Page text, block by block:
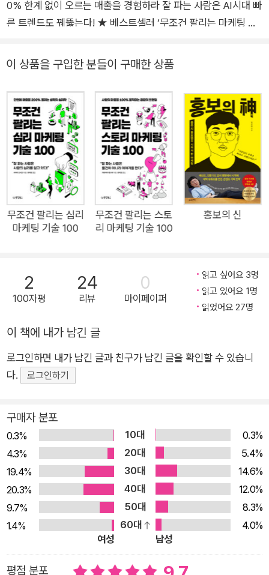
0% 한계 없이 오르는 매출을 경험하라 잘 파는 사람은 AI시대 빠
른 트렌드도 꿰뚫는다! ★ 베스트셀러 ‘무조건 팔리는 마케팅 기
100가지 ‘슈퍼스타 오타니 쇼헤이를 무료 광고에 활용한다고?’
야구단이야? 팬클럽이야?’ 핫이슈라고 해서 들여다보니 온라인
마케팅이 아닌 것이 없다. 이제 온라인 마케팅은 특출난 전문가의
영역이 아니다. 미디어가 늘어나고, 기술이 발전하면서 누구나 온
라인 마케팅을 할 수 있는 시대가 되었다. 단, 매출을 폭발시키기
위해서는 온라인의 특이점과 변화를 반드시 이해해야 한다. 그렇
다면, 온라인 마케팅은 뭐가 다를까? 어디에 돈을 써야 가장 효과
적일까? 당장 무엇부터 시작하지? 바로 이때 <무조건 팔리는 온
라인 마케팅 기술 100>이 필요하다. 온라인 마케팅에서 잔뼈가
굵은 현직 마케팅 고수가 가장 효과적인 온라인기술 100가지를
주면 고객은 금방 질려서 떠나 버린다. 돈 써도 안 팔릴 때, 시제
품 테스트할 때, 시간 없고 예산 없을 때, 고객의 취향을 저격하는
마케팅’으로 1,000% 거침없이 오르는 매출을 경험하라. 결론만
말하자면, 이 책을 활용해 “당장 제대로 시작하라고!” “온라인 마
케팅 세상에서 누가 살아남을 것인가?” 온라인 마케팅은 너무 짧
은 시간 안에 아날로그 마케팅을 제치고 대세가 되었다. 때문에
온라인 마케팅은 온라인적 관점에서 접근해야 최고의 성과를 낼
수 있다. 이때 <무조건 팔리는 온라인 마케팅 기술 100>이 해결
책이 될 것이다. 최소 비용으로 더 많이 홍보하고(1장), 열혈 팬덤
을 구축해서(2장), 돈 되는 브랜딩을 할 수 있다(3장), 그러면, 무
조건 팔리는 마케팅이 가능해져서(4장), 1,000% 매출을 확장하
고 유지할 수 있다(5장). 이 책을 활용하면, 온라인의 가능성을 최
대한 끌어올리면서 매출 증대와 브랜딩을 모두 달성할 수 있을 것
이다. 이제 그 성과를 매출로 확인해보자. ‘지루하면 시선을 뺏긴
다’ 짧지만 강렬한 온라인 마케팅 기술 100가지에 주목 잘 파는
이 상품을 구입한 분들이 구매한 상품
무조건 팔리는 심리
마케팅 기술 100
무조건 팔리는 스토
리 마케팅 기술 100
홍보의 신
2
100자평
24
리뷰
0
마이페이퍼
읽고 싶어요 3명
읽고 있어요 1명
읽었어요 27명
이 책에 내가 남긴 글
로그인하면 내가 남긴 글과 친구가 남긴 글을 확인할 수 있습니
다.
로그인하기
구매자 분포
0.3% 10대
0.3%
4.3%
20대
5.4%
19.4%
30대
14.6%
20.3%
40대
12.0%
9.7%
50대
8.3%
1.4%
60대
4.0%
여성
남성
평점 분포